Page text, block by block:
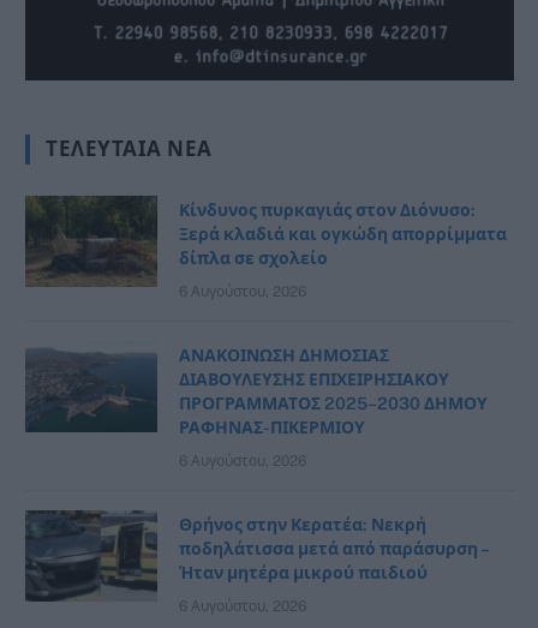
ΤΕΛΕΥΤΑΊΑ ΝΈΑ
Κίνδυνος πυρκαγιάς στον Διόνυσο:
Ξερά κλαδιά και ογκώδη απορρίμματα
δίπλα σε σχολείο
6 Αυγούστου, 2026
ΑΝΑΚΟΙΝΩΣΗ ΔΗΜΟΣΙΑΣ
ΔΙΑΒΟΥΛΕΥΣΗΣ ΕΠΙΧΕΙΡΗΣΙΑΚΟΥ
ΠΡΟΓΡΑΜΜΑΤΟΣ 2025–2030 ΔΗΜΟΥ
ΡΑΦΗΝΑΣ- ΠΙΚΕΡΜΙΟΥ
6 Αυγούστου, 2026
Θρήνος στην Κερατέα: Νεκρή
ποδηλάτισσα μετά από παράσυρση –
Ήταν μητέρα μικρού παιδιού
6 Αυγούστου, 2026